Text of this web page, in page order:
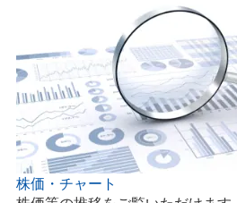
株価・チャート